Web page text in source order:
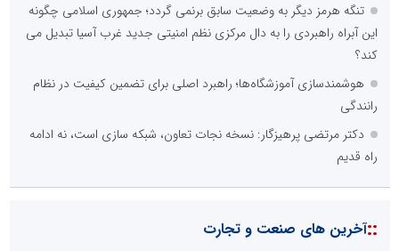
تنگه هرمز دیگر به وضعیت سابق برنمی گردد؛ جمهوری اسلامی چگونه
این آبراه راهبردی را به دال مرکزی نظم امنیتی جدید غرب آسیا تبدیل می
کند؟
هوشمندسازی آموزشگاه‌ها؛ راهبرد اصلی برای تضمین کیفیت در نظام
رانندگی
دکتر مرتضی پرهیزگار: نسخه نجات تعاون، شبکه سازی است، نه ادامه
راه قدیم
::آخرین های صنعت و تجارت